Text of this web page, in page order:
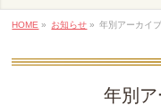
HOME » お知らせ » 年別アーカイ
年別